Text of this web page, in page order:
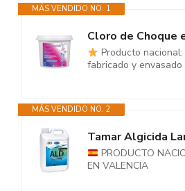
MÁS VENDIDO NO. 1
Producto
fabricado y envasado
MÁS VENDIDO NO. 2
PRODUCTO
EN VALENCIA